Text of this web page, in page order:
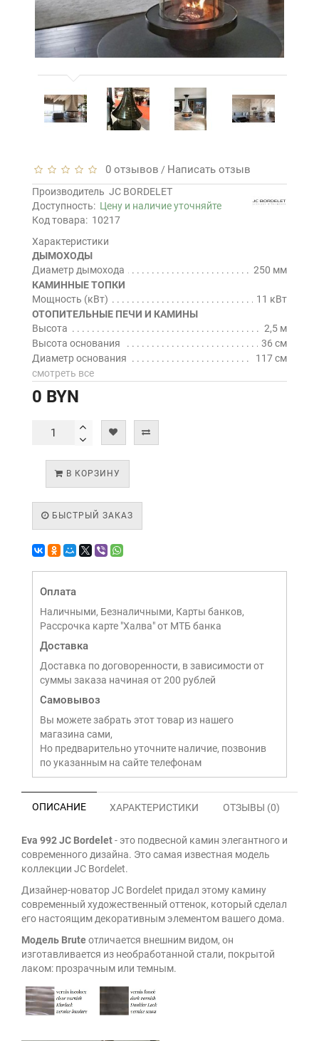
0 отзывов / Написать отзыв
Производитель JC BORDELET
Доступность: Цену и наличие уточняйте
Код товара: 10217
Характеристики
ДЫМОХОДЫ
Диаметр дымохода
250 мм
КАМИННЫЕ ТОПКИ
Мощность (кВт)
11 кВт
ОТОПИТЕЛЬНЫЕ ПЕЧИ И КАМИНЫ
Высота
2,5 м
Высота основания
36 см
Диаметр основания
117 см
смотреть все
0 BYN
В КОРЗИНУ
БЫСТРЫЙ ЗАКАЗ
Оплата
Наличными, Безналичными, Карты банков,
Рассрочка карте "Халва" от МТБ банка
Доставка
Доставка по договоренности, в зависимости от
суммы заказа начиная от 200 рублей
Самовывоз
Вы можете забрать этот товар из нашего
магазина сами,
Но предварительно уточните наличие, позвонив
по указанным на сайте телефонам
ОПИСАНИЕ ХАРАКТЕРИСТИКИ ОТЗЫВЫ (0)
Eva 992 JC Bordelet- это подвесной камин элегантного и
современного дизайна. Этосамая известная модель
коллекции JC Bordelet.
Дизайнер-новатор JC Bordelet придал этому камину
современный художественный оттенок, который сделал
его настоящим декоративным элементом вашего дома.
Модель Bruteотличается внешним видом, он
изготавливается из необработанной стали, покрытой
лаком: прозрачным или темным.